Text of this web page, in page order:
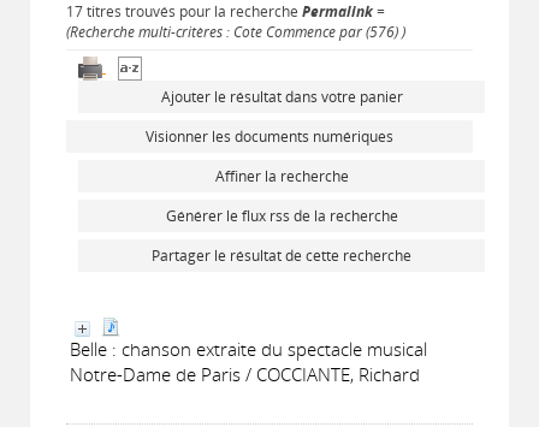
17 titres trouvés pour la recherche Permalink=
(Recherche multi-critères : Cote Commence par (576) )
Ajouter le résultat dans votre panier
Visionner les documents numériques
Affiner la recherche
Générer le flux rss de la recherche
Partager le résultat de cette recherche
Belle : chanson extraite du spectacle musical
Notre-Dame de Paris / COCCIANTE, Richard